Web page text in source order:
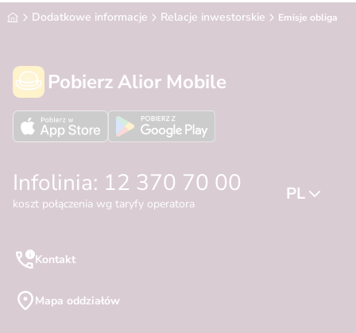
Alior BankDodatkowe informacje Relacje inwestorskie Emisje obligacji
Pobierz Alior Mobile
Infolinia: 12 370 70 00
koszt połączenia wg taryfy operatora PL
Kontakt
Mapa oddziałów